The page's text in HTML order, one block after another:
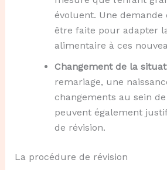
évoluent. Une demande
être faite pour adapter
alimentaire à ces
Changement de la
remariage, une
changements au sein
peuvent également
de révision.
La procédure de révision